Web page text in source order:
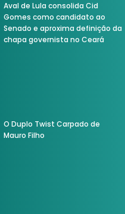
Aval de Lula consolida Cid
Gomes como candidato ao
Senado e aproxima definição da
chapa governista no Ceará
O Duplo Twist Carpado de
Mauro Filho